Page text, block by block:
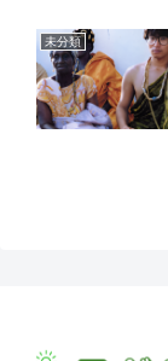
未分類